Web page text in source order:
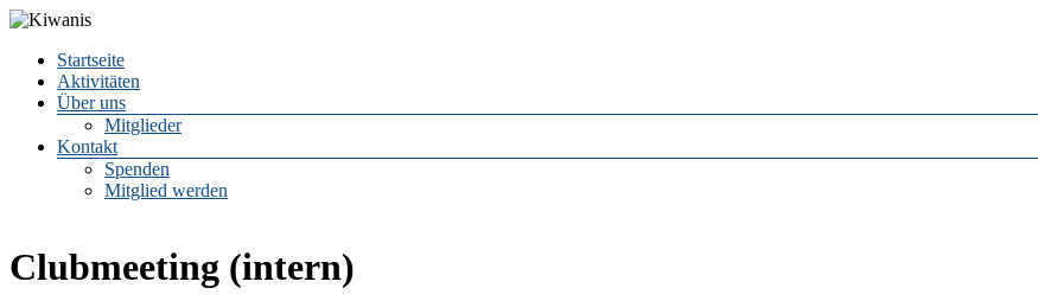
Zum
springen
Kiwanis
CLUB
Menü
Startseite
Aktivitäten
Über uns
Mitglieder
Kontakt
Spenden
Mitglied werden
Clubmeeting (intern)